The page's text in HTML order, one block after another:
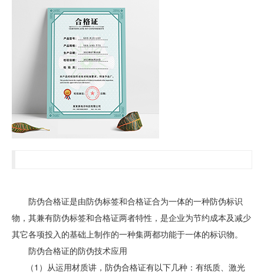
防伪合格证是由防伪标签和合格证合为一体的一种防伪标识
物，其兼有防伪标签和合格证两者特性，是企业为节约成本及减少
其它各项投入的基础上制作的一种集两都功能于一体的标识物。
防伪合格证的防伪技术应用
（1）从运用材质讲，防伪合格证有以下几种：有纸质、激光